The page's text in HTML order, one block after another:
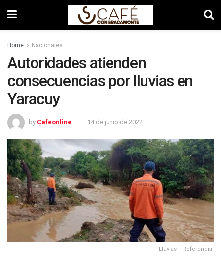
Home Nacionales
Autoridades atienden
consecuencias por lluvias en
Yaracuy
by Cafeonline 14 de junio de 2022
Lluvias – Referencial